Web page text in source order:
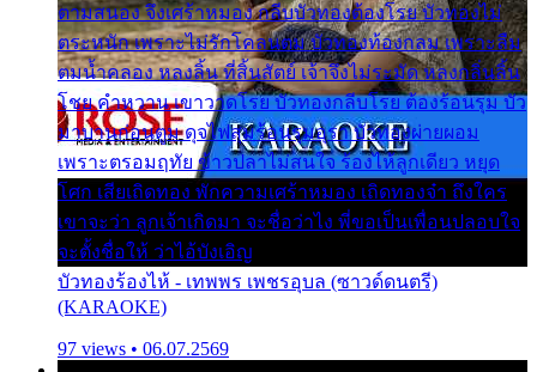
ตามสนอง จึงเศร้าหมอง กลีบบัวทองต้องโรย บัวทองไม่
ตระหนัก เพราะไม่รักโคลนตม บัวทองท้องกลม เพราะลืม
ตมน้ำคลอง หลงลิ้น ที่สิ้นสัตย์ เจ้าจึงไม่ระมัด หลงกลิ่นลิ้น
โชย คำหวาน เขาวาดโรย บัวทองกลีบโรย ต้องร้อนรุม บัว
มาบานก่อนตูม ดุจไฟสุมร้อนรุมอุรา บัวทองผ่ายผอม
เพราะตรอมฤทัย ข้าวปลาไม่สนใจ ร้องไห้ลูกเดียว หยุด
โศก เสียเถิดทอง พักความเศร้าหมอง เถิดทองจ๋า ถึงใคร
เขาจะว่า ลูกเจ้าเกิดมา จะชื่อว่าไง พี่ขอเป็นเพื่อนปลอบใจ
จะตั้งชื่อให้ ว่าไอ้บังเอิญ
บัวทองร้องไห้ - เทพพร เพชรอุบล (ซาวด์ดนตรี)
(KARAOKE)
97 views • 06.07.2569